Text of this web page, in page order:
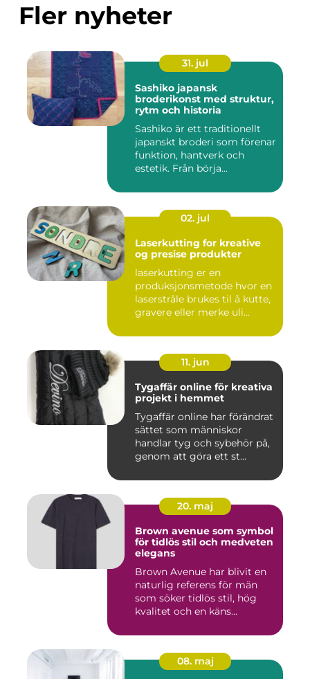
Fler nyheter
31. jul
Sashiko japansk
broderikonst med struktur,
rytm och historia
Sashiko är ett traditionellt
japanskt broderi som förenar
funktion, hantverk och
estetik. Från börja...
02. jul
Laserkutting for kreative
og presise produkter
laserkutting er en
produksjonsmetode hvor en
laserstråle brukes til å kutte,
gravere eller merke uli...
11. jun
Tygaffär online för kreativa
projekt i hemmet
Tygaffär online har förändrat
sättet som människor
handlar tyg och sybehör på,
genom att göra ett st...
20. maj
Brown avenue som symbol
för tidlös stil och medveten
elegans
Brown Avenue har blivit en
naturlig referens för män
som söker tidlös stil, hög
kvalitet och en käns...
08. maj